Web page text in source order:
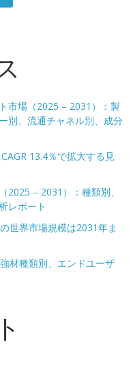
市場（2025 – 2031）：製
別、流通チャネル別、成分
13.4％で拡大する見
2025 – 2031）：種類別、
レポート
世界市場規模は2031年ま
材種類別、エンドユーザ